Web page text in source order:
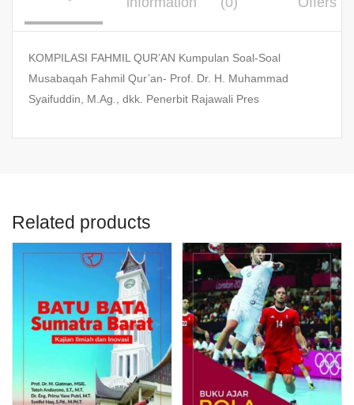
KOMPILASI FAHMIL QUR’AN Kumpulan Soal-Soal
Musabaqah Fahmil Qur’an- Prof. Dr. H. Muhammad
Syaifuddin, M.Ag., dkk. Penerbit Rajawali Pres
Related products